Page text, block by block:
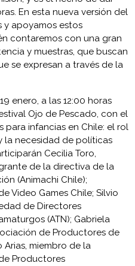
En esta nueva versión del
y apoyamos estos
contaremos con una gran
y muestras, que buscan
se expresan a través de la
enero, a las 12:00 horas
Ojo de Pescado, con el
para infancias en Chile: el rol
la necesidad de políticas
Cecilia Toro,
de la directiva de la
(Animachi Chile);
Video Games Chile; Silvio
de Directores
(ATN); Gabriela
de Productores de
Arias, miembro de la
Productores